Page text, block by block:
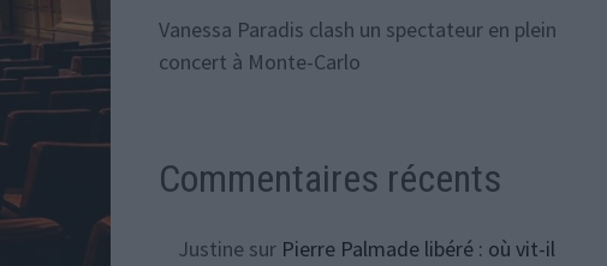
Vanessa Paradis clash un spectateur en plein
concert à Monte-Carlo
Commentaires récents
Justinesur Pierre Palmade libéré : où vit-il